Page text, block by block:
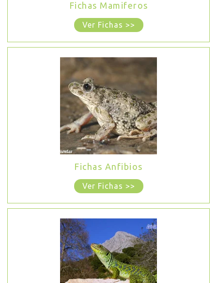
Fichas Mamiferos
Ver Fichas >>
Fichas Anfibios
Ver Fichas >>